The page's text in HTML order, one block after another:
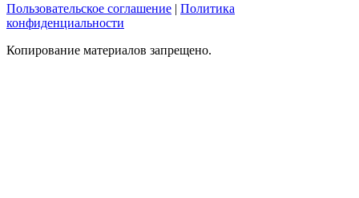
Пользовательское соглашение | Политика
конфиденциальности
Копирование материалов запрещено.